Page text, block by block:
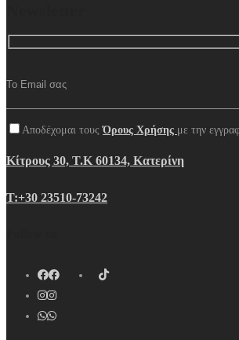
Αποδέχομαι τουςΌρους Χρήσης με την
Κίτρους 30, Τ.Κ 60134, Κατερίνη
Τ:+30 23510-73242